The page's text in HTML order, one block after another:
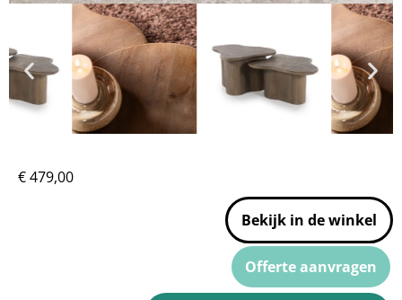
€479,00
Bekijk in de winkel
Offerte aanvragen